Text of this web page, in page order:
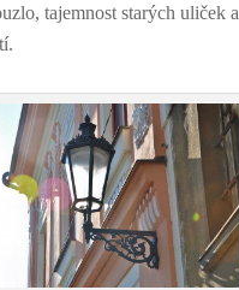
tajemnost starých uliček a